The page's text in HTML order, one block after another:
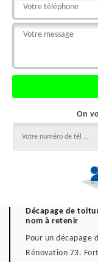
On
Décapage de
nom à retenir
Pour un décapage
Rénovation 73.